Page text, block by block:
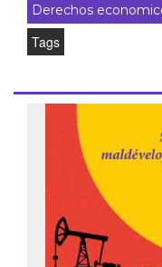
Derechos
Tags